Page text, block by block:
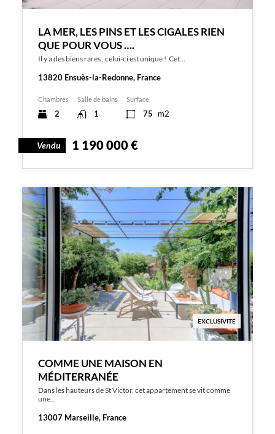
LA MER, LES PINS ET LES CIGALES RIEN
QUE POUR VOUS ….
Il y a des biens rares , celui-ci est unique ! Cet…
13820 Ensuès-la-Redonne, France
Chambres
2
Salle de bains
1
Surface
75 m2
Vendu 1 190 000 €
EXCLUSIVITÉ
COMME UNE MAISON EN
MÉDITERRANÉE
Dans les hauteurs de St Victor, cet appartement se vit comme
une…
13007 Marseille, France